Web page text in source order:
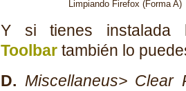
Limpiando Firefox (Forma A)
Y si tienes instalada
Toolbar también lo
D. Miscellaneus> Clear